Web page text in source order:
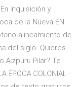
Inquisición y
de la Nueva EN
alineamiento de
del siglo Quieres
Aizpuru Pilar? Te
ÉPOCA COLONIAL ·